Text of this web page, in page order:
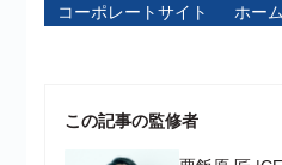
コーポレートサイト ホー
この記事の監修者